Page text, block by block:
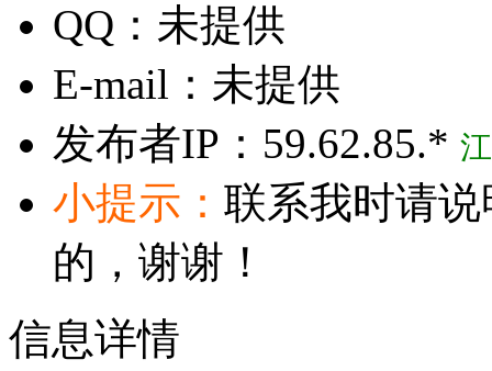
QQ： 未提供
E-mail： 未提供
发布者IP： 59.62.85.*
小提示： 联系我时请
的，谢谢！
信息详情